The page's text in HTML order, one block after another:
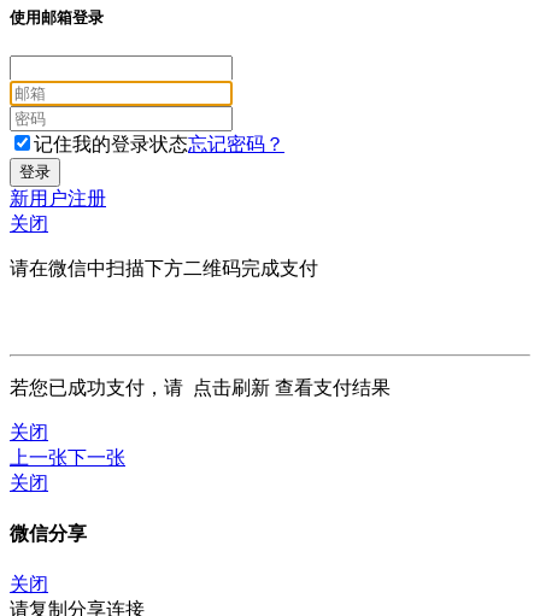
使用邮箱登录
记住我的登录状态忘记密码？
新用户注册
关闭
请在微信中扫描下方二维码完成支付
若您已成功支付，请 点击刷新 查看支付结果
关闭
上一张下一张
关闭
微信分享
关闭
请复制分享连接